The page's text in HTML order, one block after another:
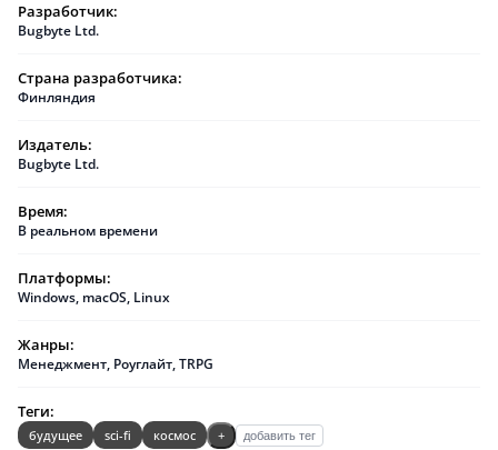
Разработчик:
Bugbyte Ltd.
Страна разработчика:
Финляндия
Издатель:
Bugbyte Ltd.
Время:
В реальном времени
Платформы:
Windows, macOS, Linux
Жанры:
Менеджмент, Роуглайт,TRPG
Теги:
будущее sci-fi космос + добавить тег